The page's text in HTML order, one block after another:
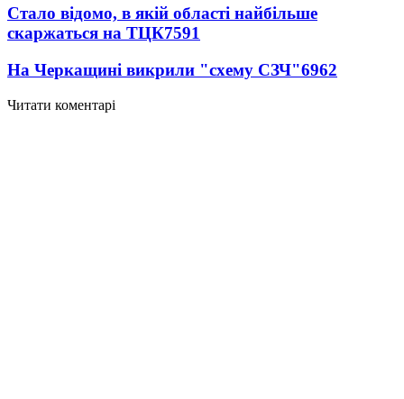
Стало відомо, в якій області найбільше
скаржаться на ТЦК7591
На Черкащині викрили "схему СЗЧ"6962
Читати коментарі